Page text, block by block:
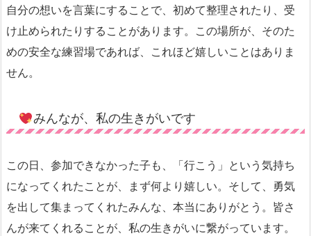
自分の想いを言葉にすることで、初めて整理されたり、受
け止められたりすることがあります。この場所が、そのた
めの安全な練習場であれば、これほど嬉しいことはありま
せん。
みんなが、私の生きがいです
この日、参加できなかった子も、「行こう」という気持ち
になってくれたことが、まず何より嬉しい。そして、勇気
を出して集まってくれたみんな、本当にありがとう。皆さ
んが来てくれることが、私の生きがいに繋がっています。